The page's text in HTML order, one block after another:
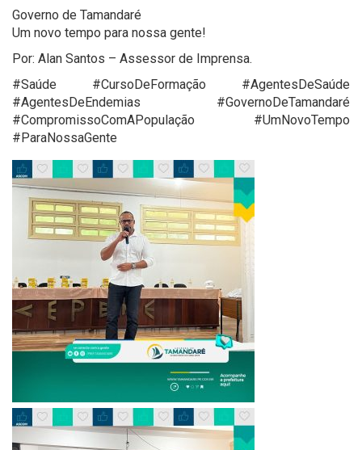
Governo de Tamandaré
Um novo tempo para nossa gente!
Por: Alan Santos – Assessor de Imprensa.
#Saúde #CursoDeFormação #AgentesDeSaúde
#AgentesDeEndemias #GovernoDeTamandaré
#CompromissoComAPopulação #UmNovoTempo
#ParaNossaGente